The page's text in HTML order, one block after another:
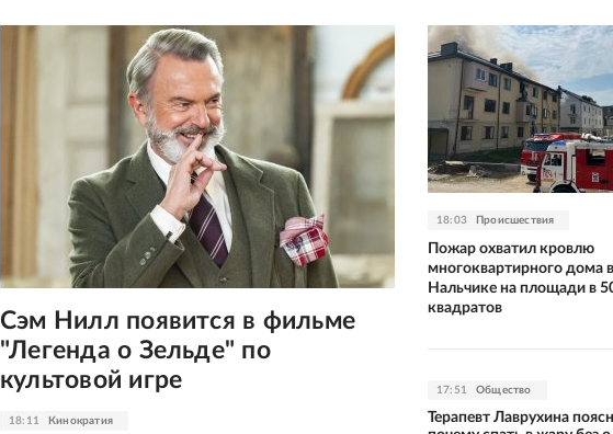
18:11 Кинократия
Сэм Нилл появится в фильме
"Легенда о Зельде" по
культовой игре
18:03 Происшествия
Пожар охватил кровлю
многоквартирного дома в
Нальчике на площади в
квадратов
17:51 Общество
Терапевт Лаврухина